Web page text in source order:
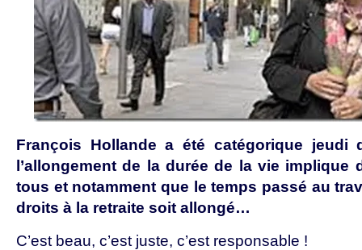
François Hollande a été catégorique jeudi
l’allongement de la durée de la vie implique
tous et notamment que le temps passé au
droits à la retraite soit allongé…
C’est beau, c’est juste, c’est responsable !